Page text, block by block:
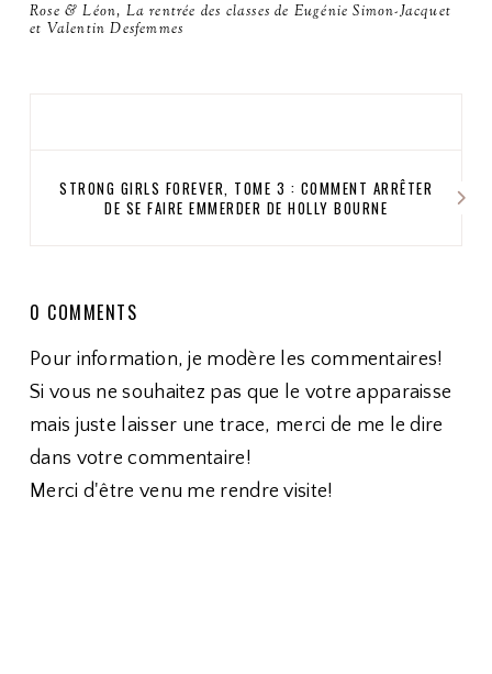
Rose & Léon, La rentrée des classes de Eugénie Simon-Jacquet
et Valentin Desfemmes
STRONG GIRLS FOREVER, TOME 3 : COMMENT ARRÊTER
DE SE FAIRE EMMERDER DE HOLLY BOURNE
0 COMMENTS
Pour information, je modère les commentaires!
Si vous ne souhaitez pas que le votre apparaisse
mais juste laisser une trace, merci de me le dire
dans votre commentaire!
Merci d'être venu me rendre visite!